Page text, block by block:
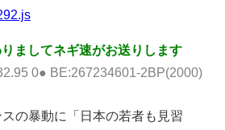
ましてネギ速がお送りします
0● BE:267234601-2BP(2000)
の暴動に「日本の若者も見習